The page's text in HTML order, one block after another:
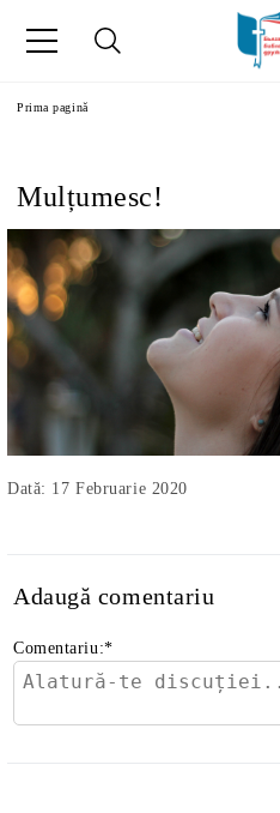
Prima pagină
Mulțumesc!
Dată: 17 Februarie 2020
Adaugă comentariu
Comentariu:*